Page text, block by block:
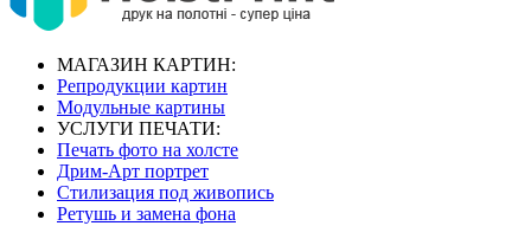
МАГАЗИН КАРТИН:
Репродукции картин
Модульные картины
УСЛУГИ ПЕЧАТИ:
Печать фото на холсте
Дрим-Арт портрет
Стилизация под живопись
Ретушь и замена фона